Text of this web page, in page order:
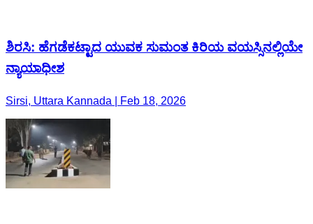
ಶಿರಸಿ: ಹೆಗಡೆಕಟ್ಟಾದ ಯುವಕ ಸುಮಂತ ಕಿರಿಯ ವಯಸ್ಸಿನಲ್ಲಿಯೇ
ನ್ಯಾಯಾಧೀಶ
Sirsi, Uttara Kannada | Feb 18, 2026